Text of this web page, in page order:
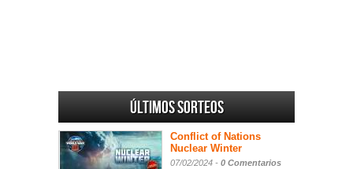
Últimos sorteos
Conflict of Nations
Nuclear Winter
07/02/2024 - 0 Comentarios